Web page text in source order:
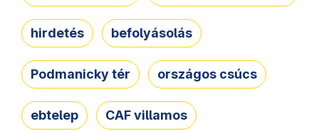
hirdetés befolyásolás
Podmanicky tér országos csúcs
ebtelep CAF villamos